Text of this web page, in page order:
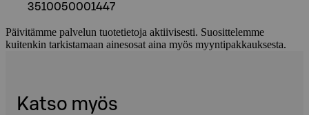
3510050001447
Päivitämme palvelun tuotetietoja aktiivisesti. Suosittelemme
kuitenkin tarkistamaan ainesosat aina myös myyntipakkauksesta.
Katso myös